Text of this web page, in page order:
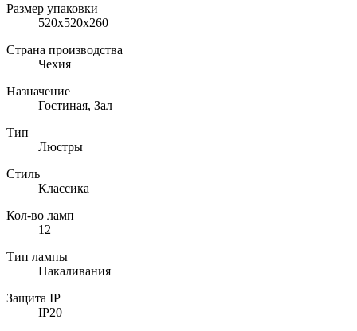
Размер упаковки
520x520x260
Страна производства
Чехия
Назначение
Гостиная, Зал
Тип
Люстры
Стиль
Классика
Кол-во ламп
12
Тип лампы
Накаливания
Защита IP
IP20